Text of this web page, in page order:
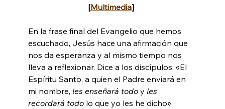
[Multimedia]
En la frase final del Evangelio que hemos
escuchado, Jesús hace una afirmación que
nos da esperanza y al mismo tiempo nos
lleva a reflexionar. Dice a los discípulos: «El
Espíritu Santo, a quien el Padre enviará en
mi nombre, les enseñará todo y les
recordará todo lo que yo les he dicho»